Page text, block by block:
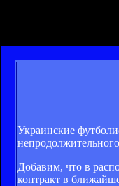
Украинские
Добавим, что в
контракт в